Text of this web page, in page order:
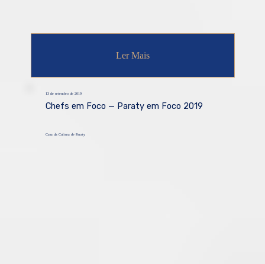
Ler Mais
13 de setembro de 2019
Chefs em Foco — Paraty em Foco 2019
Casa da Cultura de Paraty